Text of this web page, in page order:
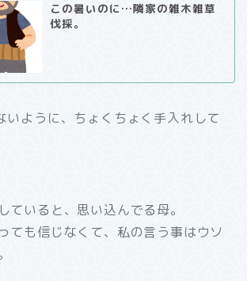
この暑いのに…隣家の雑木雑草
伐採。
いように、ちょくちょく手入れして
ていると、思い込んでる母。
ても信じなくて、私の言う事はウソ